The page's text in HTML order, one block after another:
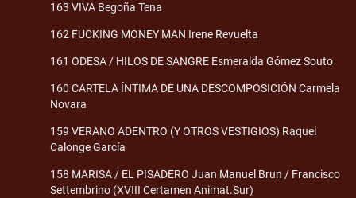
163 VIVA Begoña Tena
162 FUCKING MONEY MAN Irene Revuelta
161 ODESA / HILOS DE SANGRE Esmeralda Gómez Souto
160 CARTELA ÍNTIMA DE UNA DESCOMPOSICIÓN Carmela
Novara
159 VERANO ADENTRO (Y OTROS VESTIGIOS) Raquel
Calonge García
158 MARISA / EL PISADERO Juan Manuel Brun / Francisco
Settembrino (XVIII Certamen Animat.Sur)